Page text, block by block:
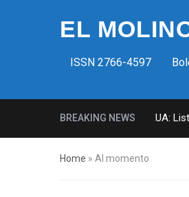
EL
ISSN 2766-4597
BREAKING NEWS
Milicias fascistas en EUA: Lista
Home » Al momento